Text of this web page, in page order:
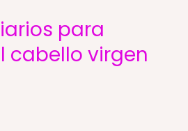
para
cabello virgen